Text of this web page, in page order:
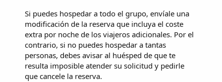
Si puedes hospedar a todo el grupo, envíale una
modificación de la reserva que incluya el coste
extra por noche de los viajeros adicionales. Por el
contrario, si no puedes hospedar a tantas
personas, debes avisar al huésped de que te
resulta imposible atender su solicitud y pedirle
que cancele la reserva.